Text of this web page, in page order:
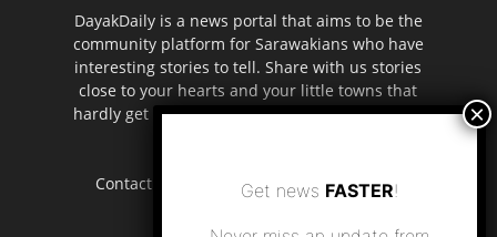
DayakDaily is a news portal that aims to be the
community platform for Sarawakians who have
interesting stories to tell. Share with us stories
close to your hearts and your little towns that
hardly get to be highlighted in the mainstream
Contact us: editor.dayakdaily@gmail.com
Get news FASTER!